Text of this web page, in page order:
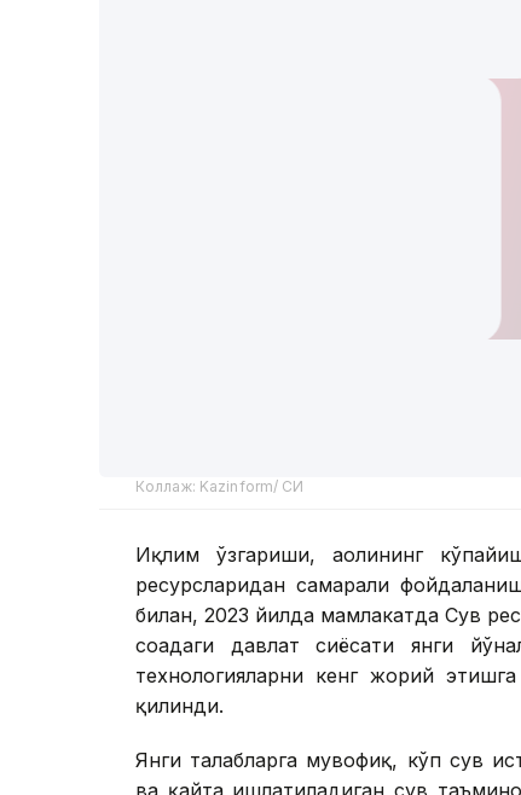
Коллаж: Kazinform/ СИ
Иқлим ўзгариши, аҳолининг
ресурсларидан самарали
билан, 2023 йилда мамлакатда Сув
соҳадаги давлат сиёсати янги
технологияларни кенг жорий
қилинди.
Янги талабларга мувофиқ, кўп сув
ва қайта ишлатиладиган сув